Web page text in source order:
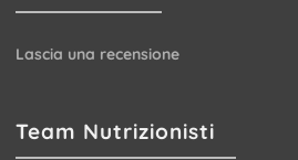
Lascia una recensione
Team Nutrizionisti